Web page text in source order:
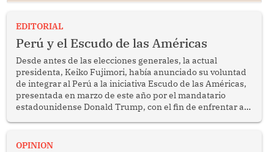
EDITORIAL
Perú y el Escudo de las Américas
Desde antes de las elecciones generales, la actual
presidenta, Keiko Fujimori, había anunciado su voluntad
de integrar al Perú a la iniciativa Escudo de las Américas,
presentada en marzo de este año por el mandatario
estadounidense Donald Trump, con el fin de enfrentar al
OPINION